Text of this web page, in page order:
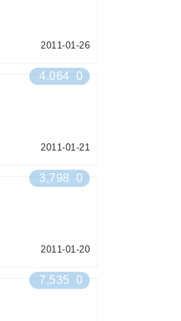
2011-01-26
4,064 0
2011-01-21
3,798 0
2011-01-20
7,535 0